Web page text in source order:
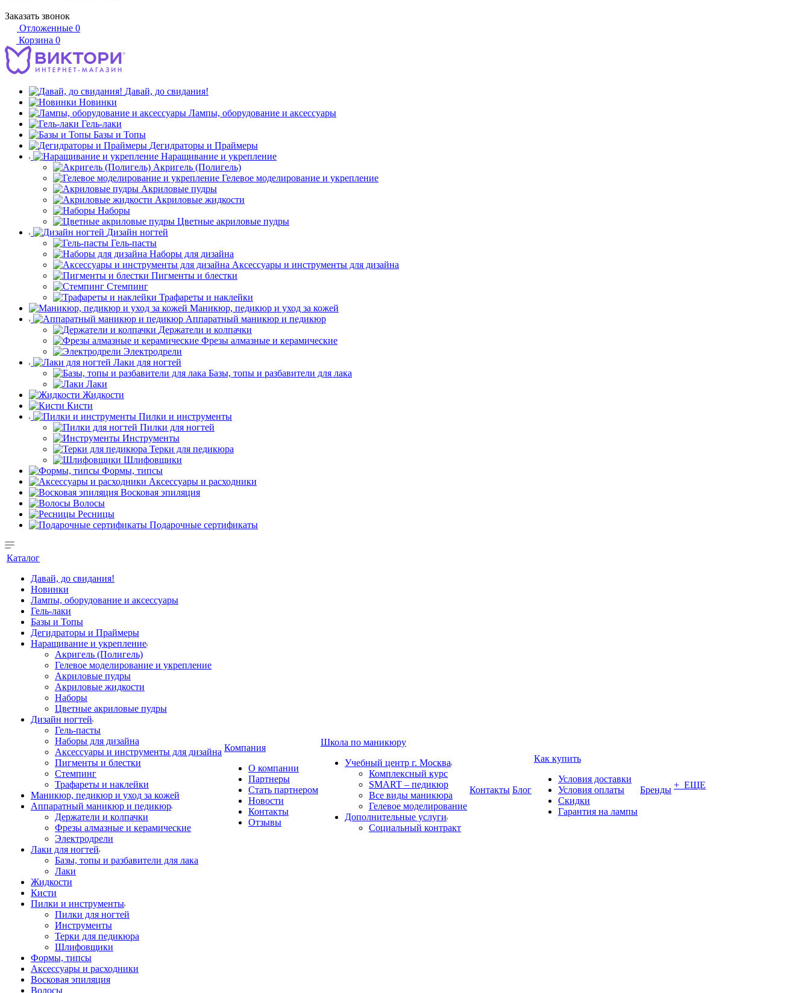
Заказать звонок
Отложенные 0
Корзина 0
Давай, до свидания!
Новинки
Лампы, оборудование и аксессуары
Гель-лаки
Базы и Топы
Дегидраторы и Праймеры
Наращивание и укрепление
Акригель (Полигель)
Гелевое моделирование и укрепление
Акриловые пудры
Акриловые жидкости
Наборы
Цветные акриловые пудры
Дизайн ногтей
Гель-пасты
Наборы для дизайна
Аксессуары и инструменты для дизайна
Пигменты и блестки
Стемпинг
Трафареты и наклейки
Маникюр, педикюр и уход за кожей
Аппаратный маникюр и педикюр
Держатели и колпачки
Фрезы алмазные и керамические
Электродрели
Лаки для ногтей
Базы, топы и разбавители для лака
Лаки
Жидкости
Кисти
Пилки и инструменты
Пилки для ногтей
Инструменты
Терки для педикюра
Шлифовщики
Формы, типсы
Аксессуары и расходники
Восковая эпиляция
Волосы
Ресницы
Подарочные сертификаты
Каталог
Давай, до свидания!
Новинки
Лампы, оборудование и аксессуары
Гель-лаки
Базы и Топы
Дегидраторы и Праймеры
Наращивание и укрепление
Акригель (Полигель)
Гелевое моделирование и укрепление
Акриловые пудры
Акриловые жидкости
Наборы
Цветные акриловые пудры
Дизайн ногтей
Гель-пасты
Наборы для дизайна
Аксессуары и инструменты для дизайна
Пигменты и блестки
Стемпинг
Трафареты и наклейки
Маникюр, педикюр и уход за кожей
Аппаратный маникюр и педикюр
Держатели и колпачки
Фрезы алмазные и керамические
Электродрели
Лаки для ногтей
Базы, топы и разбавители для лака
Лаки
Жидкости
Кисти
Пилки и инструменты
Пилки для ногтей
Инструменты
Терки для педикюра
Шлифовщики
Формы, типсы
Аксессуары и расходники
Восковая эпиляция
Волосы
Компания
О компании
Партнеры
Стать партнером
Новости
Контакты
Отзывы
Школа по маникюру
Учебный центр г. Москва
Комплексный курс
SMART – педикюр
Все виды маникюра
Гелевое моделирование
Дополнительные услуги
Социальный контракт
Контакты Блог
Как купить
Условия доставки
Условия оплаты
Скидки
Гарантия на лампы
Бренды + ЕЩЕ